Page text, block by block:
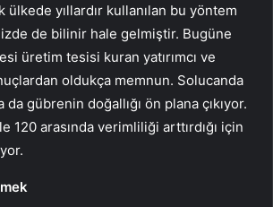
ülkede yıllardır kullanılan bu yöntem
de bilinir hale gelmiştir. Bugüne
üretim tesisi kuran yatırımcı ve
oldukça memnun. Solucanda
gübrenin doğallığı ön plana çıkıyor.
120 arasında verimliliği arttırdığı için